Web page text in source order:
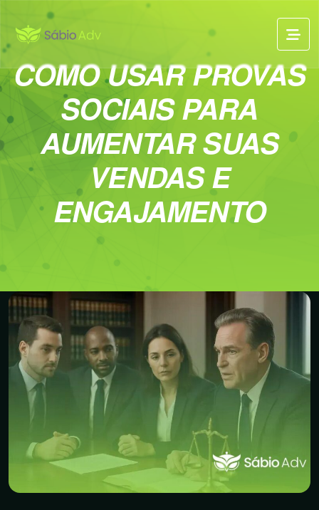
COMO USAR PROVAS
SOCIAIS PARA
AUMENTAR SUAS
VENDAS E
ENGAJAMENTO